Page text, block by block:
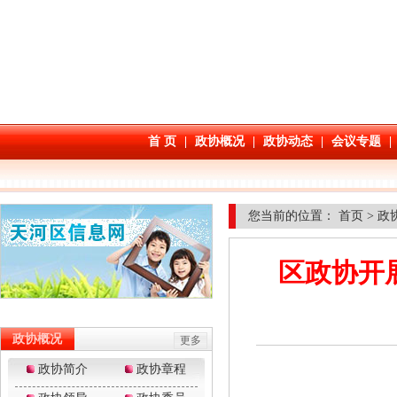
您当前的位置： 首页 > 政
区政协开